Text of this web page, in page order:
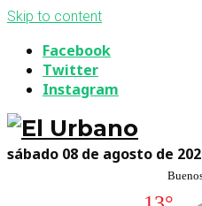
Skip to content
Facebook
Twitter
Instagram
sábado 08 de agosto de